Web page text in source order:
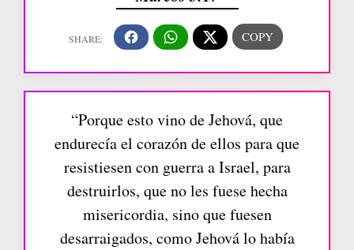
“Porque esto vino de Jehová, que
endurecía el corazón de ellos para que
resistiesen con guerra a Israel, para
destruirlos, que no les fuese hecha
misericordia, sino que fuesen
desarraigados, como Jehová lo había